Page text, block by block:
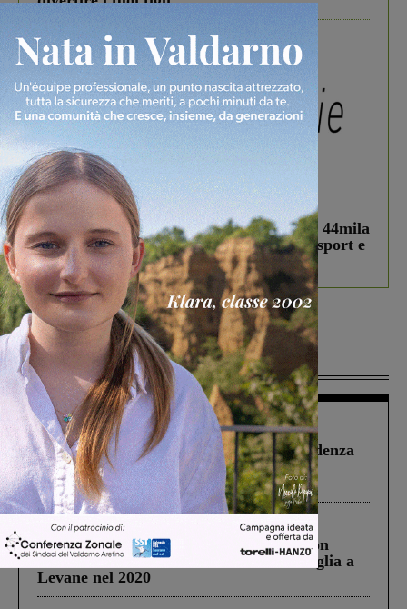
In vetrina 3 Agosto 2026
Estra Notizie agosto: Smart Cities, oltre 44mila
studenti coinvolti, torna il bando per lo sport e
debutta il podcast Estrair
Più lette
Figline Incisa Valdarno 1 Agosto 2026
Piscina di Figline finanziata oltre la scadenza
Pnrr, il gruppo di Fratelli d’Italia: “Un
ringraziamento al Governo”
Cronaca 3 Agosto 2026
Scomparso da una struttura di Castiglion
Fiorentino l’uomo che aveva ucciso la figlia a
Levane nel 2020